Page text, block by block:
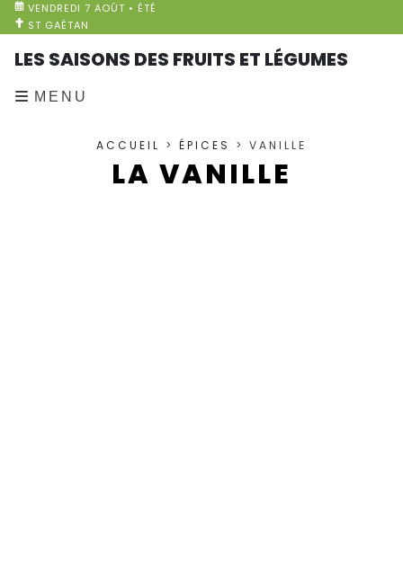
VENDREDI 7 AOÛT • ÉTÉ
ST GAÉTAN
LES SAISONS DES FRUITS ET LÉGUMES
MENU
ACCUEIL > ÉPICES > VANILLE
LA VANILLE